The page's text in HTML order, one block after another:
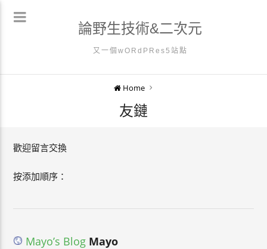
論野生技術&二次元
又一個wORdPRes5站點
Home
友鏈
歡迎留言交換
按添加順序：
Mayo’s Blog Mayo